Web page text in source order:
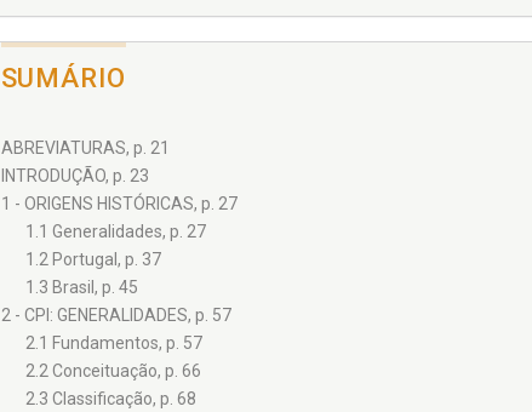
SUMÁRIO
ABREVIATURAS, p. 21
INTRODUÇÃO, p. 23
1 - ORIGENS HISTÓRICAS, p. 27
1.1 Generalidades, p. 27
1.2 Portugal, p. 37
1.3 Brasil, p. 45
2 - CPI: GENERALIDADES, p. 57
2.1 Fundamentos, p. 57
2.2 Conceituação, p. 66
2.3 Classificação, p. 68